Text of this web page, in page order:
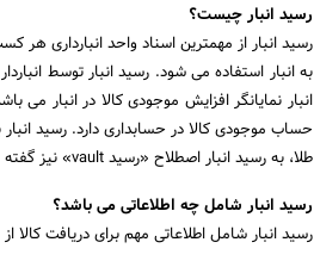
رسید انبار چیست؟
رسید انبار از مهمترین اسناد واحد انبارداری هر
به انبار استفاده می شود. رسید انبار توسط
انبار نمایانگر افزایش موجودی کالا در انبار می
طلا، به رسید انبار اصطلاح «رسید vault» نیز گفته می‌شود.
رسید انبار شامل چه اطلاعاتی می باشد؟
رسید انبار شامل اطلاعاتی مهم برای دریافت کالا